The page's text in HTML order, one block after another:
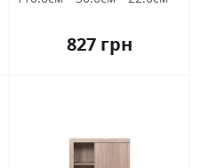
827 грн